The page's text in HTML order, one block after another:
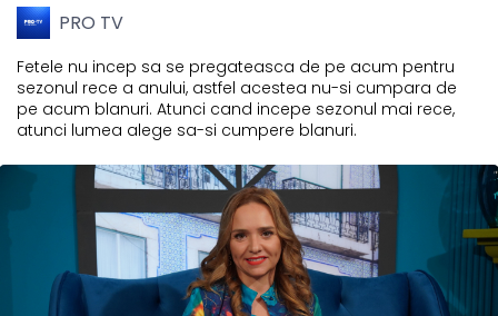
PRO TV
Fetele nu incep sa se pregateasca de pe acum pentru
sezonul rece a anului, astfel acestea nu-si cumpara de
pe acum blanuri. Atunci cand incepe sezonul mai rece,
atunci lumea alege sa-si cumpere blanuri.